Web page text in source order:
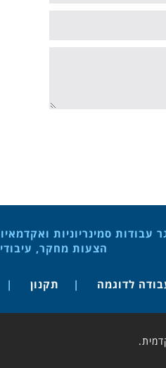
עבודות סמינריוניות
הצעות מחקר,
לדוגמה תקנון